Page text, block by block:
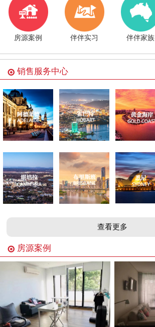
房源案例 伴伴实习 伴伴家族
销售服务中心
查看更多
房源案例